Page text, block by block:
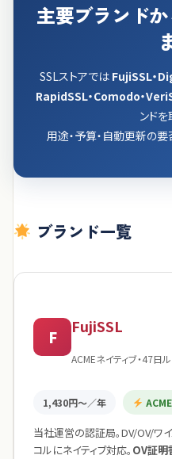
主要ブランド
SSLストアでは FujiSSL・
RapidSSL・Comodo・
ンドを
用途・予算・自動更新の
ブランド一覧
F
FujiSSL
ACMEネイティブ・47日
1,430円〜／年
当社運営の認証局。DV/OV/ワ
コルにネイティブ対応。 OV証明